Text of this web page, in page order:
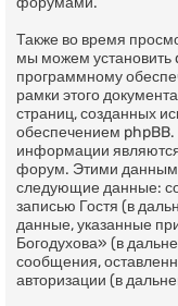
Также во время
мы можем
программному
рамки этого
страниц, созданных
обеспечением
информации
форум. Этими
следующие данные:
записью Гостя (в
данные, указанные
Богодухова» (в
сообщения,
авторизации (в